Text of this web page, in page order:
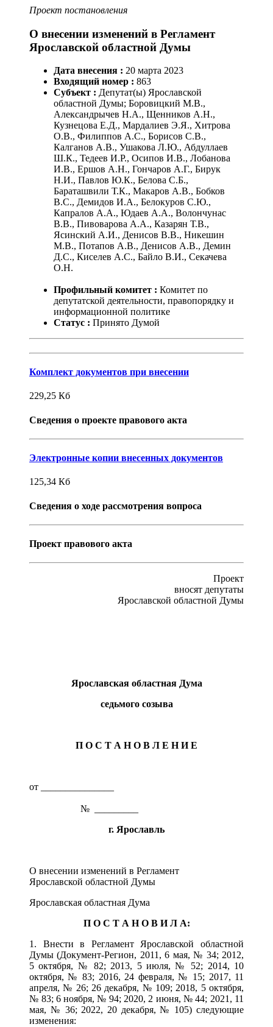
Проект постановления
О внесении изменений в Регламент
Ярославской областной Думы
Дата внесения : 20 марта 2023
Входящий номер : 863
Субъект : Депутат(ы) Ярославской
областной Думы; Боровицкий М.В.,
Александрычев Н.А., Щенников А.Н.,
Кузнецова Е.Д., Мардалиев Э.Я., Хитрова
О.В., Филиппов А.С., Борисов С.В.,
Калганов А.В., Ушакова Л.Ю., Абдуллаев
Ш.К., Тедеев И.Р., Осипов И.В., Лобанова
И.В., Ершов А.Н., Гончаров А.Г., Бирук
Н.И., Павлов Ю.К., Белова С.Б.,
Бараташвили Т.К., Макаров А.В., Бобков
В.С., Демидов И.А., Белокуров С.Ю.,
Капралов А.А., Юдаев А.А., Волончунас
В.В., Пивоварова А.А., Казарян Т.В.,
Ясинский А.И., Денисов В.В., Никешин
М.В., Потапов А.В., Денисов А.В., Демин
Д.С., Киселев А.С., Байло В.И., Секачева
О.Н.
Профильный комитет : Комитет по
депутатской деятельности, правопорядку и
информационной политике
Статус : Принято Думой
Комплект документов при внесении
229,25 Кб
Сведения о проекте правового акта
Электронные копии внесенных документов
125,34 Кб
Сведения о ходе рассмотрения вопроса
Проект правового акта
Проект
вносят депутаты
Ярославской областной Думы
Ярославская областная Дума
седьмого созыва
П О С Т А Н О В Л Е Н И Е
от _______________
№ _________
г. Ярославль
О внесении изменений в Регламент
Ярославской областной Думы
Ярославская областная Дума
П О С Т А Н О В И Л А:
1. Внести в РегламентЯрославской областной
Думы (Документ-Регион, 2011, 6 мая, № 34; 2012,
5 октября, № 82; 2013, 5 июля, № 52; 2014, 10
октября, № 83; 2016, 24 февраля, № 15; 2017, 11
апреля, № 26; 26 декабря, № 109; 2018, 5 октября,
№ 83; 6 ноября, № 94; 2020, 2 июня, № 44; 2021, 11
мая, № 36; 2022, 20 декабря, № 105) следующие
изменения: